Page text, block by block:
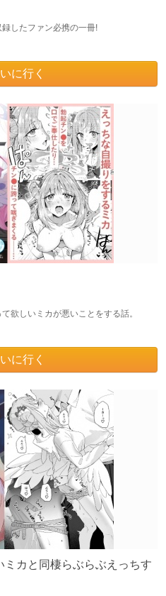
したファン必携の一冊!
に行く
欲しいミカが悪いことをする話。
に行く
カと同棲らぶらぶえっちす